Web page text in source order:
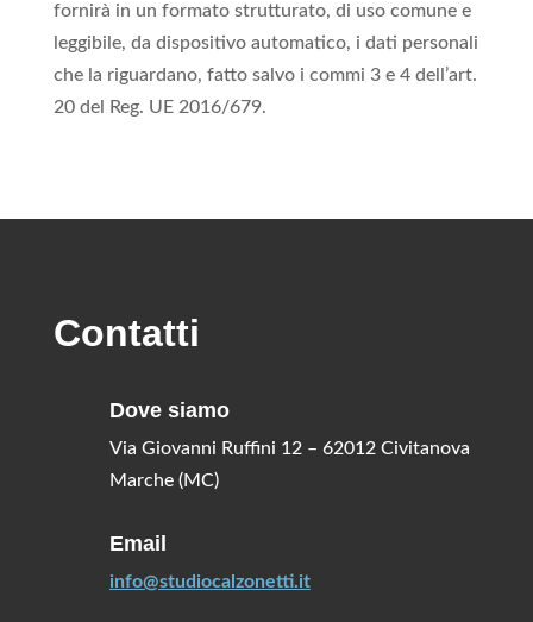
fornirà in un formato strutturato, di uso comune e
leggibile, da dispositivo automatico, i dati personali
che la riguardano, fatto salvo i commi 3 e 4 dell’art.
20 del Reg. UE 2016/679.
Contatti
Dove siamo
Via Giovanni Ruffini 12 – 62012 Civitanova
Marche (MC)
Email
info@studiocalzonetti.it